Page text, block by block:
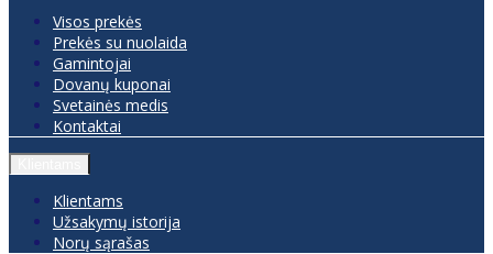
Visos prekės
Prekės su nuolaida
Gamintojai
Dovanų kuponai
Svetainės medis
Kontaktai
Klientams
Užsakymų istorija
Norų sąrašas